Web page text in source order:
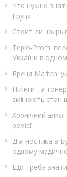
Что нужно
Груп»
Стоит ли
Teplo‑Prom:
України в
Бренд Marten:
Пілінги та
змінюють стан
Хронічний
ремісії
Діагностика в
одному
Що треба знати